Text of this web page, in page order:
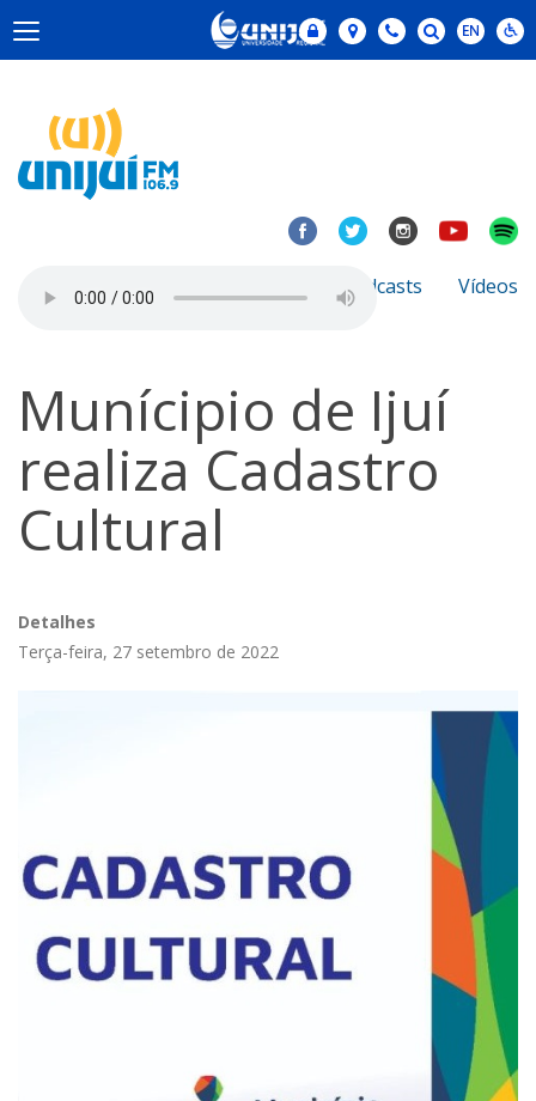
Notícias Podcasts Vídeos
Munícipio de Ijuí
realiza Cadastro
Cultural
Detalhes
Terça-feira, 27 setembro de 2022